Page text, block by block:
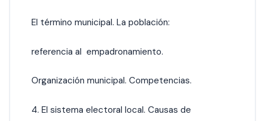
El término municipal. La población:
referencia al empadronamiento.
Organización municipal. Competencias.
4. El sistema electoral local. Causas de